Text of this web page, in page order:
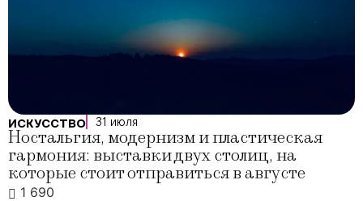
ИСКУССТВО 31 июля
Ностальгия, модернизм и пластическая
гармония: выставки двух столиц, на
которые стоит отправиться в августе
1 690